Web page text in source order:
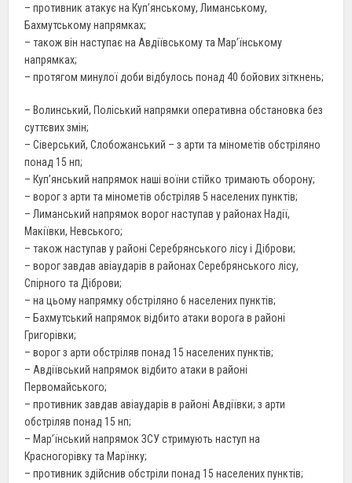
– противник атакує на Куп’янському, Лиманському,
Бахмутському напрямках;
– також він наступає на Авдіївському та Мар’їнському
напрямках;
– протягом минулої доби відбулось понад 40 бойових зіткнень;
– Волинський, Поліський напрямки оперативна обстановка без
суттєвих змін;
– Сіверський, Слобожанський – з арти та мінометів обстріляно
понад 15 нп;
– Куп’янський напрямок наші воїни стійко тримають оборону;
– ворог з арти та мінометів обстріляв 5 населених пунктів;
– Лиманський напрямок ворог наступав у районах Надії,
Макіївки, Невського;
– також наступав у районі Серебрянського лісу і Діброви;
– ворог завдав авіаударів в районах Серебрянського лісу,
Спірного та Діброви;
– на цьому напрямку обстріляно 6 населених пунктів;
– Бахмутський напрямок відбито атаки ворога в районі
Григорівки;
– ворог з арти обстріляв понад 15 населених пунктів;
– Авдіївський напрямок відбито атаки в районі
Первомайського;
– противник завдав авіаударів в районі Авдіївки; з арти
обстріляв понад 15 нп;
– Мар’їнський напрямок ЗСУ стримують наступ на
Красногорівку та Марїнку;
– противник здійснив обстріли понад 15 населених пунктів;